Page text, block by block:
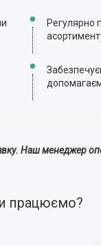
Регулярно
Наш менеджер
працюємо?